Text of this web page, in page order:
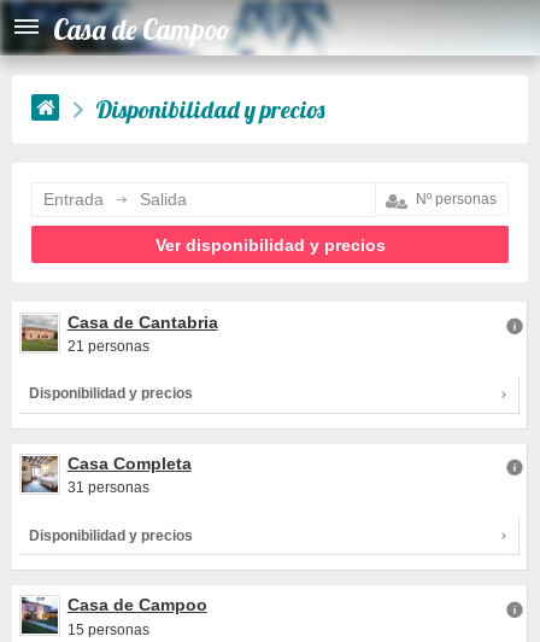
Casa de Campoo
Disponibilidad y precios
Entrada Salida
Casa de Cantabria
21 personas
Disponibilidad y precios
Casa Completa
31 personas
Disponibilidad y precios
Casa de Campoo
15 personas